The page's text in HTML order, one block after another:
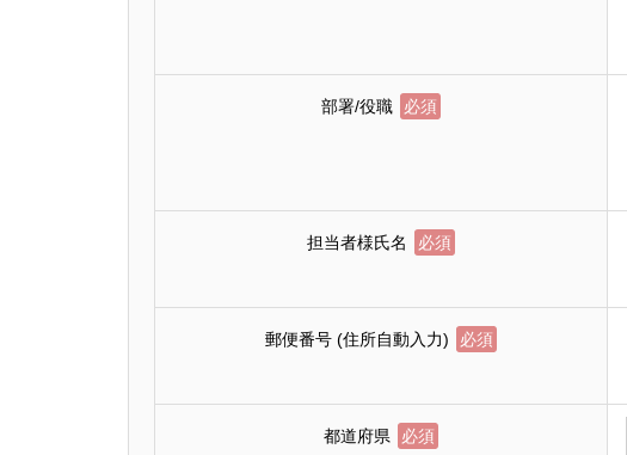
部署/役職 必須
担当者様氏名 必須
郵便番号 (住所自動入力) 必須
都道府県 必須